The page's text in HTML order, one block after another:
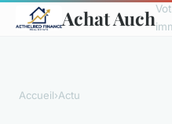
Achat Auch
Accueil›Actu